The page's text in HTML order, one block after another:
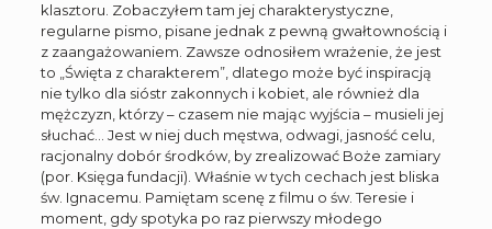
klasztoru. Zobaczyłem tam jej charakterystyczne,
regularne pismo, pisane jednak z pewną gwałtownością i
z zaangażowaniem. Zawsze odnosiłem wrażenie, że jest
to „Święta z charakterem”, dlatego może być inspiracją
nie tylko dla sióstr zakonnych i kobiet, ale również dla
mężczyzn, którzy – czasem nie mając wyjścia – musieli jej
słuchać… Jest w niej duch męstwa, odwagi, jasność celu,
racjonalny dobór środków, by zrealizować Boże zamiary
(por. Księga fundacji). Właśnie w tych cechach jest bliska
św. Ignacemu. Pamiętam scenę z filmu o św. Teresie i
moment, gdy spotyka po raz pierwszy młodego